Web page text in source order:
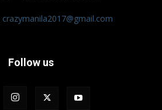
crazymanila2017@gmail.com
Follow us